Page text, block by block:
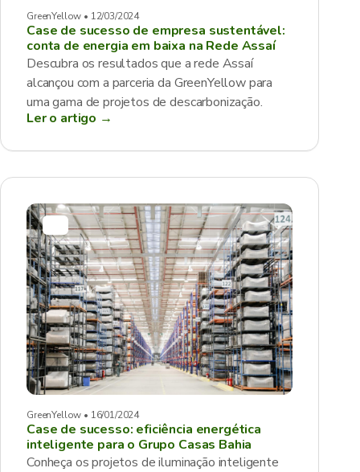
GreenYellow • 12/03/2024
Case de sucesso de empresa sustentável:
conta de energia em baixa na Rede Assaí
Descubra os resultados que a rede Assaí
alcançou com a parceria da GreenYellow para
uma gama de projetos de descarbonização.
Ler o artigo →
GreenYellow • 16/01/2024
Case de sucesso: eficiência energética
inteligente para o Grupo Casas Bahia
Conheça os projetos de iluminação inteligente